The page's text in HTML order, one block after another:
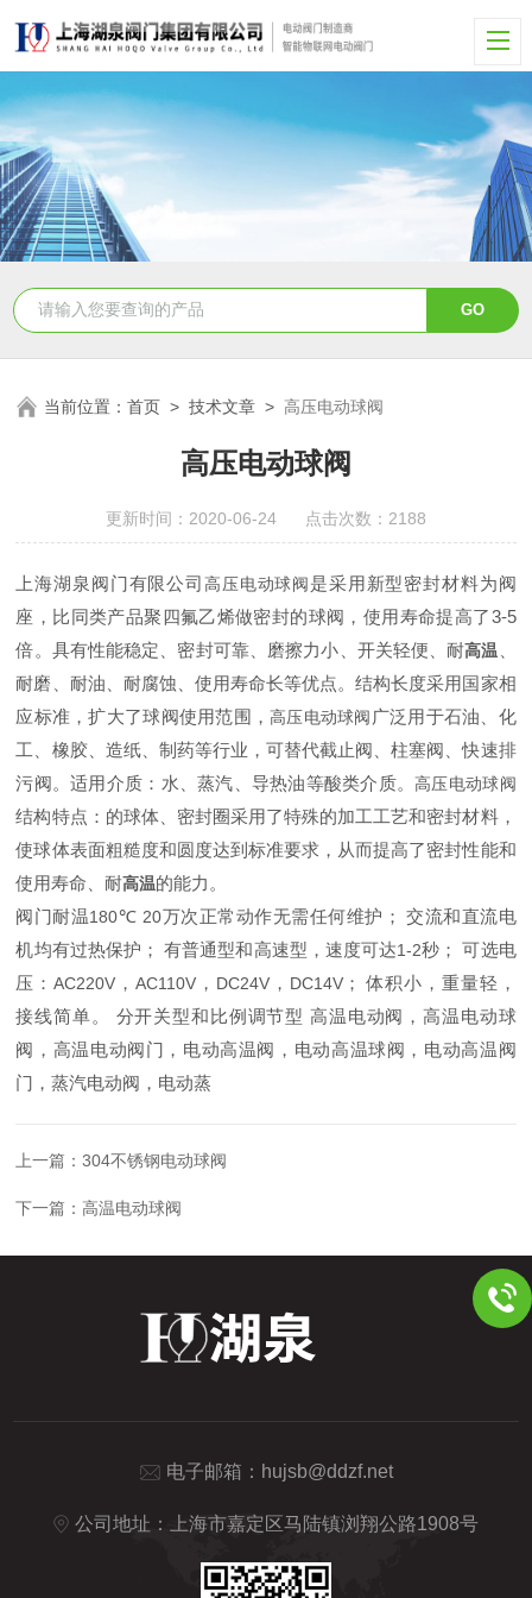
当前位置：首页 >技术文章 > 高压电动球阀
高压电动球阀
更新时间：2020-06-24 点击次数：2188
上海湖泉阀门有限公司高压电动球阀是采用新型密封材料为阀
座，比同类产品聚四氟乙烯做密封的球阀，使用寿命提高了3-5
倍。 具有性能稳定、密封可靠、磨擦力小、开关轻便、耐高温
耐磨、耐油、耐腐蚀、使用寿命长等优点。结构长度采用国家相
应标准，扩大了球阀使用范围，高压电动球阀 广泛用于石油、化
工、橡胶、造纸、制药等行业，可替代截止阀、柱塞阀、快速排
污阀。适用介质：水、蒸汽、导热油等酸类介质。高压电动球阀
结构特点： 的球体、密封圈采用了特殊的加工工艺和密封材料，
使球体表面粗糙度和圆度达到标准要求，从而提高了密封性能和
使用寿命、耐高温的能力。
阀门耐温180℃ 20万次正常动作无需任何维护； 交流和直流电
机均有过热保护； 有普通型和高速型，速度可达1-2秒；
可选电
压：AC220V ， AC110V， DC24V， DC14V；
体积小，重量轻，
接线简单。
分开关型和比例调节型 高温电动阀，高温电动球
阀，高温电动阀门，电动高温阀，电动高温球阀，电动高温阀
门，蒸汽电动阀，电动蒸
上一篇：304不锈钢电动球阀
下一篇：高温电动球阀
电子邮箱： hujsb@ddzf.net
公司地址：上海市嘉定区马陆镇浏翔公路1908号